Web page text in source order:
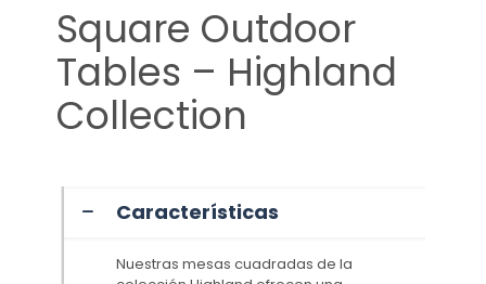
Square Outdoor
Tables – Highland
Collection
Características
Nuestras mesas cuadradas de la